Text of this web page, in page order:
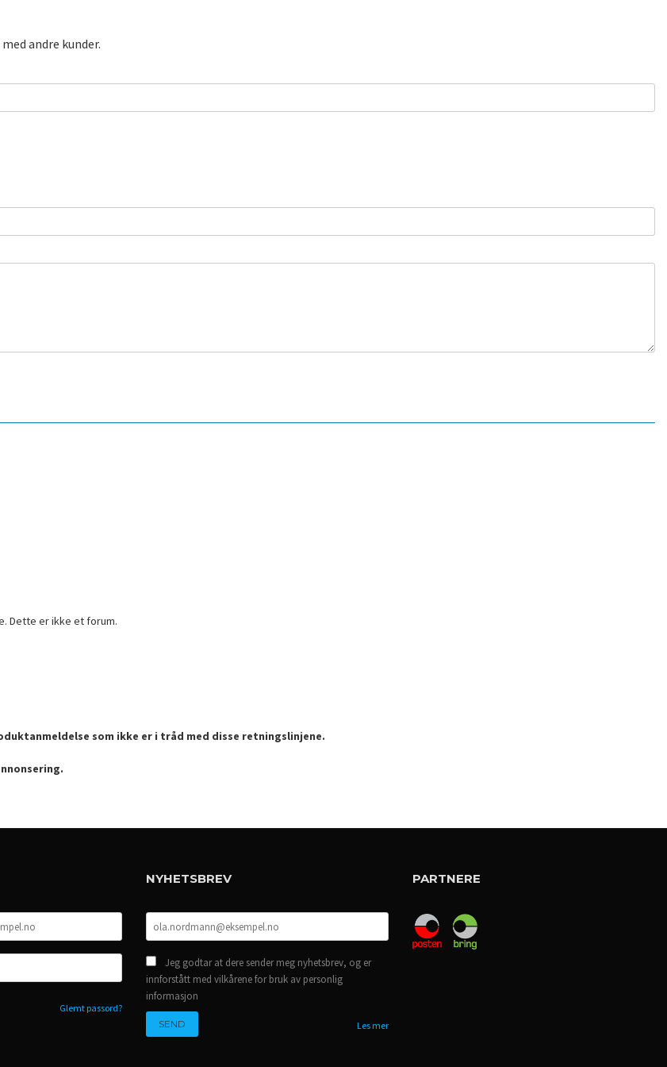
andre kunder.
Dette er ikke et forum.
som ikke er i tråd med disse retningslinjene.
Glemt passord?
NYHETSBREV
Jeg godtar at dere sender meg nyhetsbrev, og er
innforstått med vilkårene for bruk av personlig
informasjon
Les mer
PARTNERE